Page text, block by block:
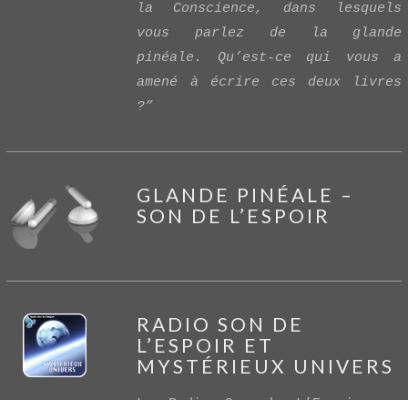
la Conscience, dans lesquels
vous parlez de la glande
pinéale. Qu’est-ce qui vous a
amené à écrire ces deux livres
?”
VIEW POST
GLANDE PINÉALE –
SON DE L’ESPOIR
RADIO SON DE
L’ESPOIR ET
MYSTÉRIEUX UNIVERS